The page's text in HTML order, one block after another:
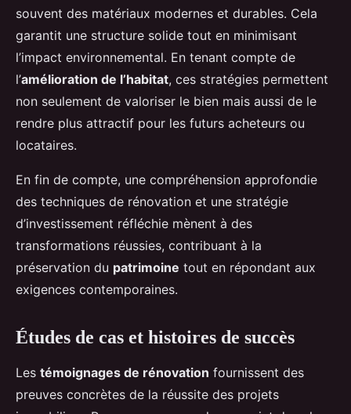
souvent des matériaux modernes et durables. Cela
garantit une structure solide tout en minimisant
l’impact environnemental. En tenant compte de
l’amélioration de l’habitat, ces stratégies permettent
non seulement de valoriser le bien mais aussi de le
rendre plus attractif pour les futurs acheteurs ou
locataires.
En fin de compte, une compréhension approfondie
des techniques de rénovation et une stratégie
d’investissement réfléchie mènent à des
transformations réussies, contribuant à la
préservation du patrimoine tout en répondant aux
exigences contemporaines.
Études de cas et histoires de succès
Les témoignages de rénovation fournissent des
preuves concrètes de la réussite des projets